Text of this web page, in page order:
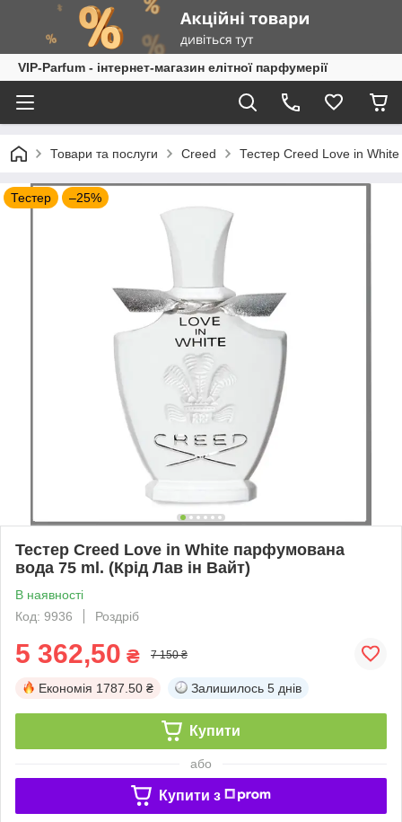
VIP-Parfum - інтернет-магазин елітної парфумерії
Товари та послуги Creed Тестер Creed Love in
Тестер –25%
Тестер Creed Love in White парфумована
вода 75 ml. (Крід Лав ін Вайт)
В наявності
Код: 9936
Роздріб
5 362,50 ₴ 7 150 ₴
Економія 1787.50 ₴ Залишилось 5 днів
Купити
або
Купити з